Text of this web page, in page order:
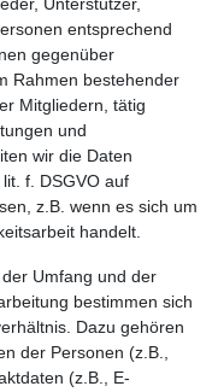
entsprechend
gegenüber
Rahmen bestehender
Mitgliedern, tätig
und
wir die Daten
f. DSGVO auf
z.B. wenn es sich um
handelt.
Umfang und der
bestimmen sich
Dazu gehören
der Personen (z.B.,
(z.B., E-